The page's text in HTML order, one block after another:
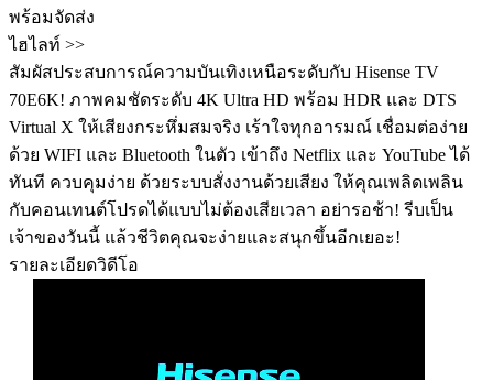
พร้อมจัดส่ง
ไฮไลท์ >>
สัมผัสประสบการณ์ความบันเทิงเหนือระดับกับ Hisense TV
70E6K! ภาพคมชัดระดับ 4K Ultra HD พร้อม HDR และ DTS
Virtual X ให้เสียงกระหึ่มสมจริง เร้าใจทุกอารมณ์ เชื่อมต่อง่าย
ด้วย WIFI และ Bluetooth ในตัว เข้าถึง Netflix และ YouTube ได้
ทันที ควบคุมง่าย ด้วยระบบสั่งงานด้วยเสียง ให้คุณเพลิดเพลิน
กับคอนเทนต์โปรดได้แบบไม่ต้องเสียเวลา อย่ารอช้า! รีบเป็น
เจ้าของวันนี้ แล้วชีวิตคุณจะง่ายและสนุกขึ้นอีกเยอะ!
รายละเอียดวิดีโอ